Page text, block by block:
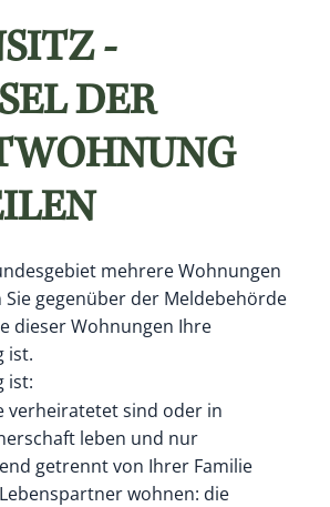
-
DER
mehrere Wohnungen
Sie gegenüber der Meldebehörde
dieser Wohnungen Ihre
ist.
ist:
verheiratetet sind oder in
leben und nur
getrennt von Ihrer Familie
wohnen: die